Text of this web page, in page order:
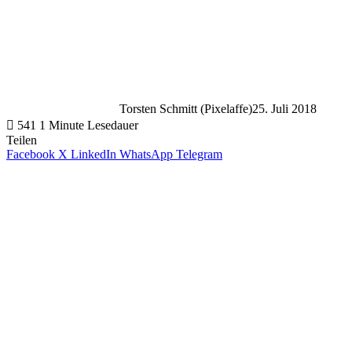
Torsten Schmitt (Pixelaffe)25. Juli 2018
541 1 Minute Lesedauer
Teilen
Facebook X LinkedIn WhatsApp Telegram